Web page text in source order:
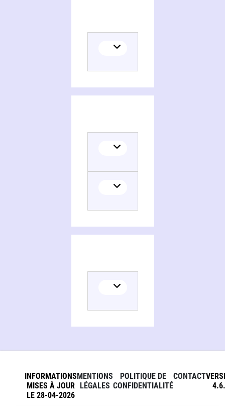
INFORMATIONS
MISES À JOUR
LE 28-04-2026
MENTIONS
LÉGALES
POLITIQUE DE
CONFIDENTIALITÉ
CONTACT